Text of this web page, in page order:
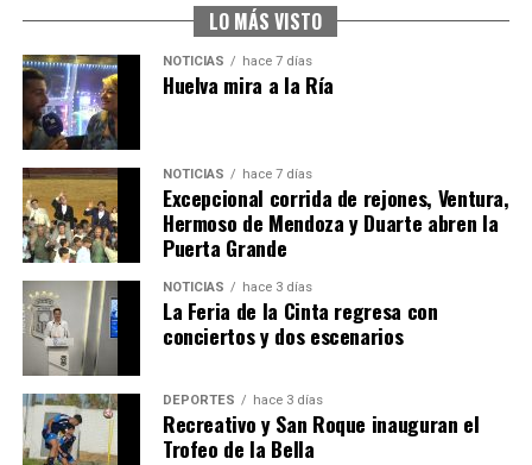
Huelvatv
4º DÍA DE LAS FIESTAS COLOMBINAS 2026
hace 1 semana · Huelvatv
LO MÁS VISTO
NOTICIAS hace 7 días
Huelva mira a la Ría
NOTICIAS hace 7 días
Excepcional corrida de rejones, Ventura,
Hermoso de Mendoza y Duarte abren la
Puerta Grande
NOTICIAS hace 3 días
La Feria de la Cinta regresa con
conciertos y dos escenarios
DEPORTES hace 3 días
Recreativo y San Roque inauguran el
Trofeo de la Bella